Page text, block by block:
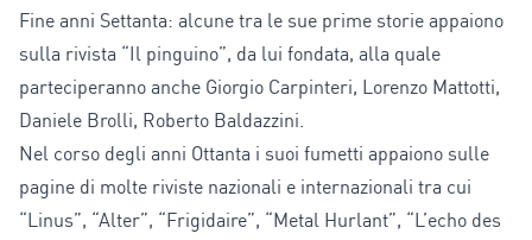
Fine anni Settanta: alcune tra le sue prime storie appaiono
sulla rivista “Il pinguino”, da lui fondata, alla quale
parteciperanno anche Giorgio Carpinteri, Lorenzo Mattotti,
Daniele Brolli, Roberto Baldazzini.
Nel corso degli anni Ottanta i suoi fumetti appaiono sulle
pagine di molte riviste nazionali e internazionali tra cui
“Linus”, “Alter”, “Frigidaire”, “Metal Hurlant”, “L’echo des